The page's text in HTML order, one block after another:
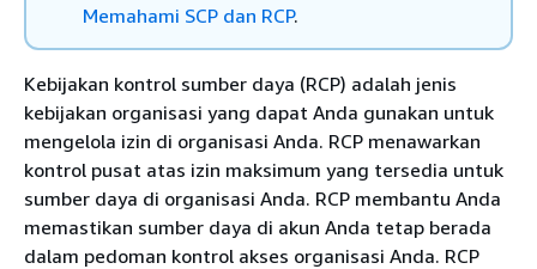
Memahami SCP dan RCP.
Kebijakan kontrol sumber daya (RCP) adalah jenis
kebijakan organisasi yang dapat Anda gunakan untuk
mengelola izin di organisasi Anda. RCP menawarkan
kontrol pusat atas izin maksimum yang tersedia untuk
sumber daya di organisasi Anda. RCP membantu Anda
memastikan sumber daya di akun Anda tetap berada
dalam pedoman kontrol akses organisasi Anda. RCP